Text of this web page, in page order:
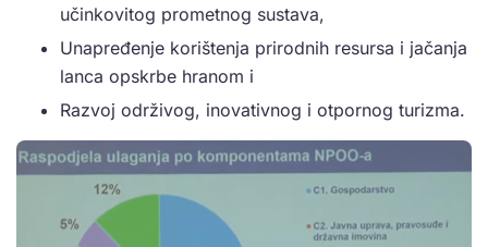
učinkovitog prometnog sustava,
Unapređenje korištenja prirodnih resursa i jačanja
lanca opskrbe hranom i
Razvoj održivog, inovativnog i otpornog turizma.